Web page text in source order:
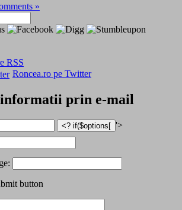
»
RSS
Roncea.ro pe Twitter
prin e-mail
'>
button